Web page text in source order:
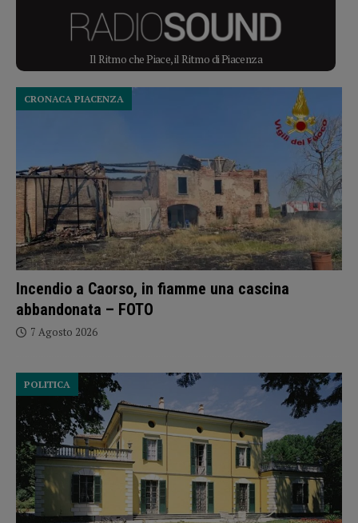
Il Ritmo che Piace, il Ritmo di Piacenza
Incendio a Caorso, in fiamme una cascina
abbandonata – FOTO
CRONACA PIACENZA
7 Agosto 2026
POLITICA